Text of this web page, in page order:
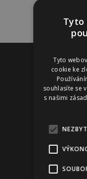
Tyto
Tyto
cookie ke
souhlasíte se
s našimi